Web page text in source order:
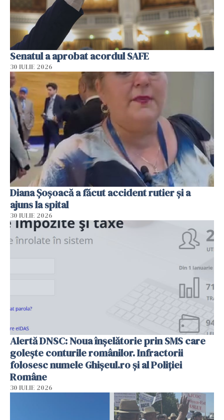
Senatul a aprobat acordul SAFE
30 IULIE 2026
Diana Șoșoacă a făcut accident rutier și a
ajuns la spital
30 IULIE 2026
Alertă DNSC: Noua înșelătorie prin SMS care
golește conturile românilor. Infractorii
folosesc numele Ghișeul.ro și al Poliției
Române
30 IULIE 2026